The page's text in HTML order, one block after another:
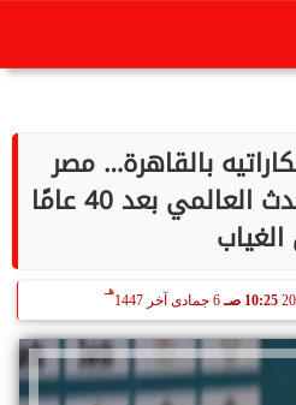
بالقاهرة… مصر
تتلألأ في افتتاح الحدث العالمي بعد 40 عامًا
10:25 صـ 6 جمادى آخر 1447
هـ